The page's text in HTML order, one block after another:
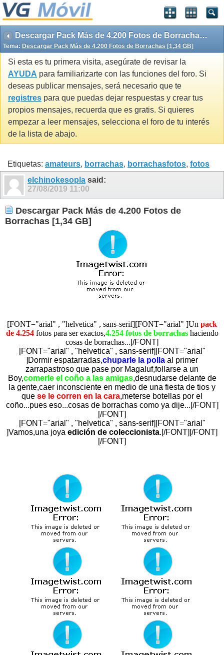
Descargar Pack Más de 4.200 Fotos de Borrachas [1,34 GB]
Tema: Descargar Pack Más de 4.200 Fotos de Borrachas [1,34 GB]
Si esta es tu primera visita, asegúrate de revisar la
AYUDA para familiarizarte con las funciones del foro. Si
deseas publicar mensajes, será necesario que te
registres para que puedas dejar respuestas y crear tus
propios mensajes, recuerda que es gratis. Si quieres
empezar a leer mensajes, selecciona el foro de tu interés
de la lista de abajo.
Etiquetas: amateurs, borrachas, borrachasfotos, fotos
elchinokesopla said:
27/08/2019 11:00
Descargar Pack Más de 4.200 Fotos de
Borrachas [1,34 GB]
[FONT="arial" , "helvetica" , sans-serif][FONT="arial" ]Un pack
de 4.254fotos para ser exactos,4.254 fotos de borrachashaciendo
cosas de borrachas...[/FONT]
[FONT="arial" , "helvetica" , sans-serif][FONT="arial"
]Dormir espatarradas,chuparle la polla al primer
zarrapastroso que pase por Magaluf,follarse a un
Boy,comerle el coño a las amigas,desnudarse delante de
la gente,caer inconsciente en medio de una fiesta de tios y
que se le corren en la cara,meterse botellas por el
coño...pues eso...cosas de borrachas como ya dije...[/FONT]
[/FONT]
[FONT="arial" , "helvetica" , sans-serif][FONT="arial"
]Vamos,una joya edición de coleccionista.[/FONT][/FONT]
[/FONT]